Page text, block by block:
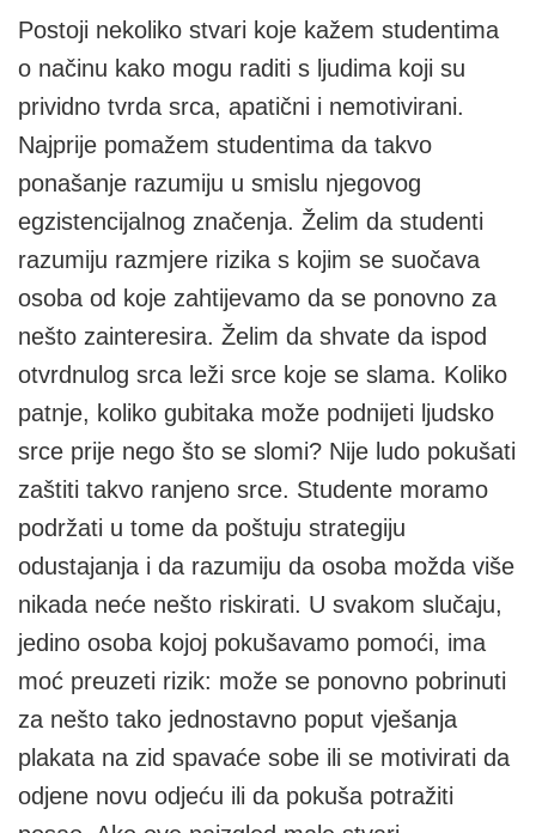
Postoji nekoliko stvari koje kažem studentima
o načinu kako mogu raditi s ljudima koji su
prividno tvrda srca, apatični i nemotivirani.
Najprije pomažem studentima da takvo
ponašanje razumiju u smislu njegovog
egzistencijalnog značenja. Želim da studenti
razumiju razmjere rizika s kojim se suočava
osoba od koje zahtijevamo da se ponovno za
nešto zainteresira. Želim da shvate da ispod
otvrdnulog srca leži srce koje se slama. Koliko
patnje, koliko gubitaka može podnijeti ljudsko
srce prije nego što se slomi? Nije ludo pokušati
zaštiti takvo ranjeno srce. Studente moramo
podržati u tome da poštuju strategiju
odustajanja i da razumiju da osoba možda više
nikada neće nešto riskirati. U svakom slučaju,
jedino osoba kojoj pokušavamo pomoći, ima
moć preuzeti rizik: može se ponovno pobrinuti
za nešto tako jednostavno poput vješanja
plakata na zid spavaće sobe ili se motivirati da
odjene novu odjeću ili da pokuša potražiti